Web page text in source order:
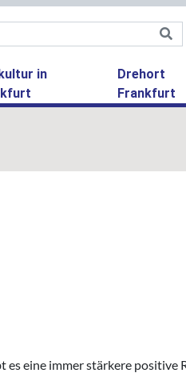
in
Drehort
Frankfurt
eine immer stärkere positive